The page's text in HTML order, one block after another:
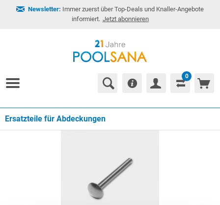
Newsletter: Immer zuerst über Top-Deals und Knaller-Angebote
informiert. Jetzt abonnieren
0
Ersatzteile für Abdeckungen